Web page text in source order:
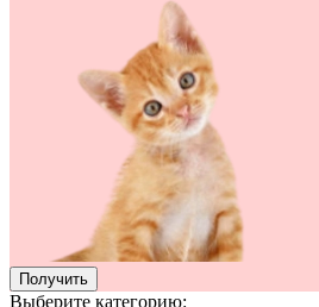
Получить
Выберите категорию: